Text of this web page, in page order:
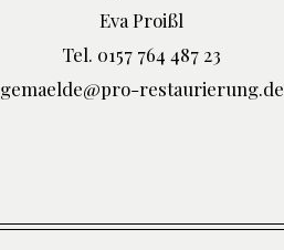
Eva Proißl
Tel. 0157 764 487 23
gemaelde@pro-restaurierung.de